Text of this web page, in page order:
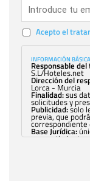
Acepto el
INFORMACIÓN
Responsable
S.L/Hoteles.net
Dirección del
Lorca - Murcia
Finalidad:sus
solicitudes y
Publicidad:solo
previa, que
correspondiente
Base Jurídica:
consentimiento
nuestra
tener
comunicarán